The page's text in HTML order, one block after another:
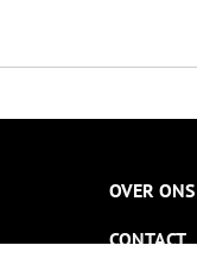
dit eeuwen oude
aangesloten bij het
voor
OVER ONS
CONTACT